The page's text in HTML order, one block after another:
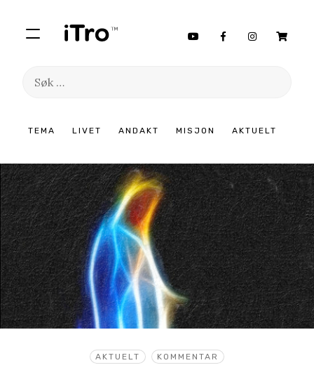
TEMA LIVET ANDAKT MISJON AKTUELT
Søk
innhold
AKTUELT KOMMENTAR